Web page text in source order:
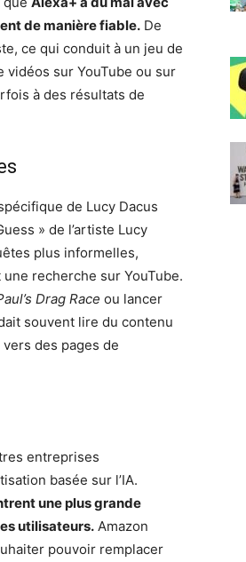
de manière fiable. De
ce qui conduit à un jeu de
sur YouTube ou sur
à des résultats de
de Lucy Dacus
» de l’artiste Lucy
plus informelles,
recherche sur YouTube.
Drag Race ou lancer
souvent lire du contenu
des pages de
entreprises
basée sur l’IA.
une plus grande
utilisateurs. Amazon
pouvoir remplacer